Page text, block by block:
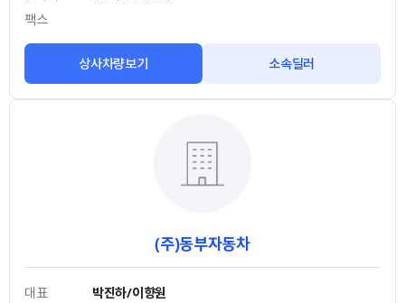
팩스
상사차량보기 소속딜러
(주)동부자동차
대표
박진하/이향원